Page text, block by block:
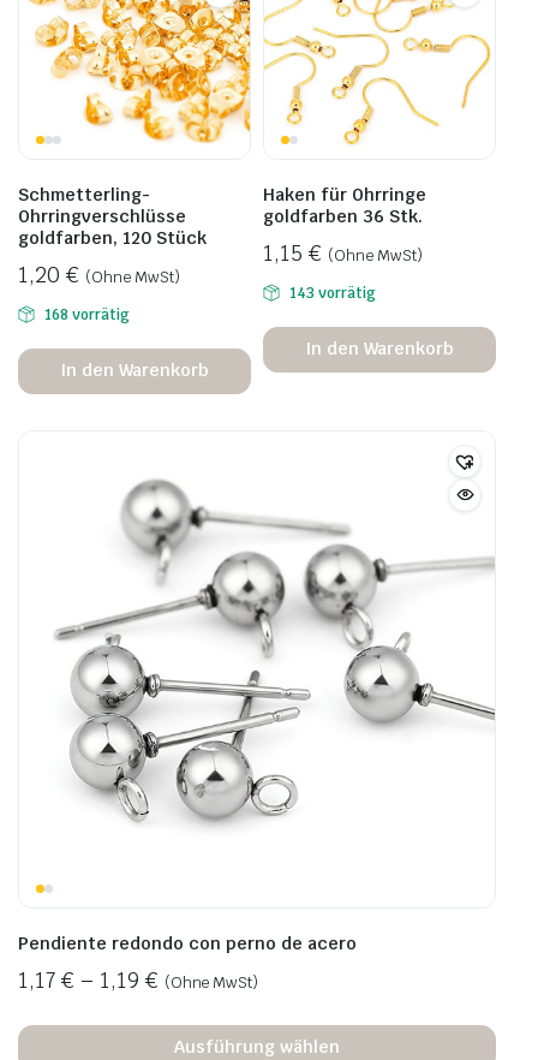
Schmetterling-
Ohrringverschlüsse
goldfarben, 120 Stück
1,20 € (Ohne MwSt)
168 vorrätig
In den Warenkorb
Haken für Ohrringe
goldfarben 36 Stk.
1,15 € (Ohne MwSt)
143 vorrätig
In den Warenkorb
Pendiente redondo con perno de acero
1,17 € – 1,19 € (Ohne MwSt)
Ausführung wählen